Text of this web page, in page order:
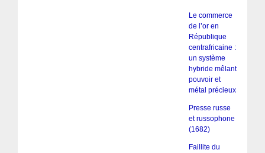
Le commerce
de l’or en
République
centrafricaine :
un système
hybride mêlant
pouvoir et
métal précieux
Presse russe
et russophone
(1682)
Faillite du